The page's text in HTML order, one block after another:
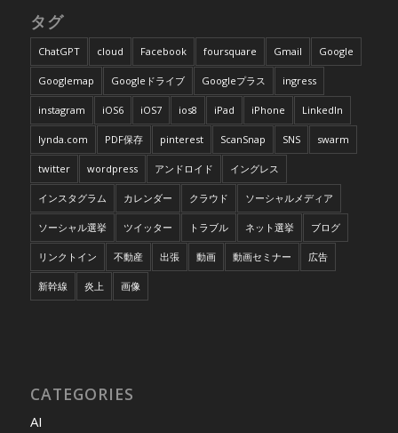
タグ
ChatGPT cloud Facebook foursquare Gmail Google
Googlemap Googleドライブ Googleプラス ingress
instagram iOS6 iOS7 ios8 iPad iPhone LinkedIn
lynda.com PDF保存 pinterest ScanSnap SNS swarm
twitter wordpress アンドロイド イングレス
インスタグラム カレンダー クラウド ソーシャルメディア
ソーシャル選挙 ツイッター トラブル ネット選挙 ブログ
リンクトイン 不動産 出張 動画 動画セミナー 広告
新幹線 炎上 画像
CATEGORIES
AI